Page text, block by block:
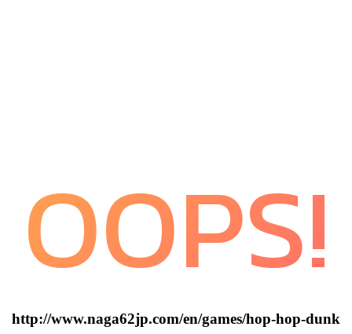
OOPS!
http://www.naga62jp.com/en/games/hop-hop-dunk